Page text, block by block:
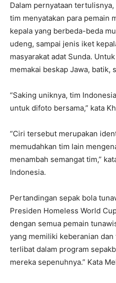
Dalam pernyataan
tim menyatakan para pemain
kepala yang berbeda-beda
udeng, sampai jenis iket
masyarakat adat Sunda.
memakai beskap Jawa, batik,
“Saking uniknya, tim
untuk difoto bersama,” kata
“Ciri tersebut merupakan
memudahkan tim lain
menambah semangat tim,”
Indonesia.
Pertandingan sepak bola
Presiden Homeless World
dengan semua pemain
yang memiliki keberanian
terlibat dalam program
mereka sepenuhnya.” Kata